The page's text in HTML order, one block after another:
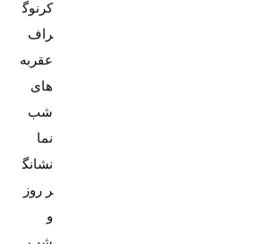
کرنوگ
عقربه
های
شب
نشانگ
ر روز
و